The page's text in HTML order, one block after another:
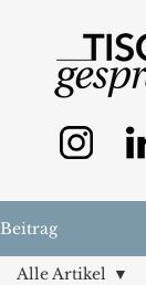
Beitrag
Alle Artikel